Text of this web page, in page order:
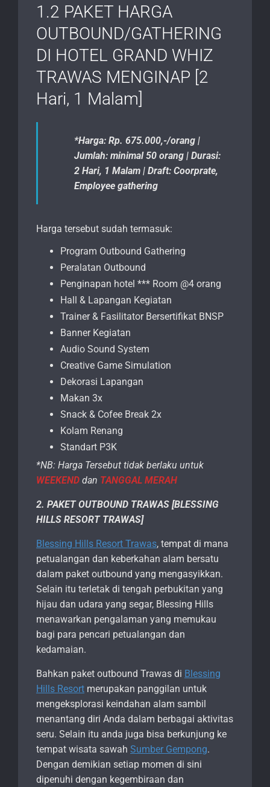
1.2 PAKET HARGA
OUTBOUND/GATHERING
DI HOTEL GRAND WHIZ
TRAWAS MENGINAP [2
Hari, 1 Malam]
*Harga: Rp. 675.000,-/orang |
Jumlah: minimal 50 orang | Durasi:
2 Hari, 1 Malam | Draft: Coorprate,
Employee gathering
Harga tersebut sudah termasuk:
Program Outbound Gathering
Peralatan Outbound
Penginapan hotel *** Room @4 orang
Hall & Lapangan Kegiatan
Trainer & Fasilitator Bersertifikat BNSP
Banner Kegiatan
Audio Sound System
Creative Game Simulation
Dekorasi Lapangan
Makan 3x
Snack & Cofee Break 2x
Kolam Renang
Standart P3K
*NB: Harga Tersebut tidak berlaku untuk
WEEKEND dan TANGGAL MERAH
2. PAKET OUTBOUND TRAWAS [BLESSING
HILLS RESORT TRAWAS]
Blessing Hills Resort Trawas, tempat di mana
petualangan dan keberkahan alam bersatu
dalam paket outbound yang mengasyikkan.
Selain itu terletak di tengah perbukitan yang
hijau dan udara yang segar, Blessing Hills
menawarkan pengalaman yang memukau
bagi para pencari petualangan dan
kedamaian.
Bahkan paket outbound Trawas di Blessing
Hills Resort merupakan panggilan untuk
mengeksplorasi keindahan alam sambil
menantang diri Anda dalam berbagai aktivitas
seru. Selain itu anda juga bisa berkunjung ke
tempat wisata sawah Sumber Gempong.
Dengan demikian setiap momen di sini
dipenuhi dengan kegembiraan dan